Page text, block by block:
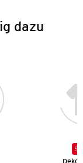
dazu
Deko